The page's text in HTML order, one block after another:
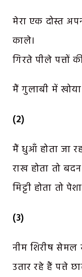
मेरा एक दोस्त
काले।
गिरते पीले पत्तों
मैं गुलाबी में
(2)
मैं धुआँ होता जा
राख होता तो
मिट्टी होता तो
(3)
नीम शिरीष
उतार रहे हैं पत्ते